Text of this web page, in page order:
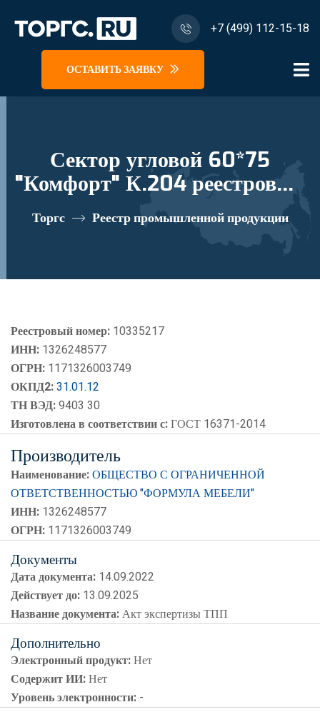
+7 (499) 112-15-18
ОСТАВИТЬ ЗАЯВКУ
Сектор угловой 60*75
"Комфорт" К.204 реестровый
номер 10335217
Торгс Реестр промышленной продукции
Реестровый номер: 10335217
ИНН: 1326248577
ОГРН: 1171326003749
ОКПД2:31.01.12
ТН ВЭД:9403 30
Изготовлена в соответствии с:ГОСТ 16371-2014
Производитель
Наименование:ОБЩЕСТВО С ОГРАНИЧЕННОЙ
ОТВЕТСТВЕННОСТЬЮ "ФОРМУЛА МЕБЕЛИ"
ИНН: 1326248577
ОГРН: 1171326003749
Документы
Дата документа: 14.09.2022
Действует до: 13.09.2025
Название документа:Акт экспертизы ТПП
Дополнительно
Электронный продукт:Нет
Содержит ИИ:Нет
Уровень электронности: -